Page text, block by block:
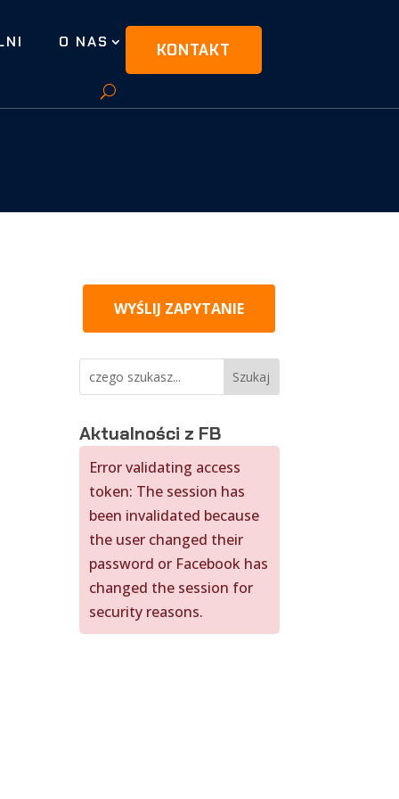
O NAS KONTAKT
WYŚLIJ ZAPYTANIE
Aktualności z FB
Error validating access
token: The session has
been invalidated because
the user changed their
password or Facebook has
changed the session for
security reasons.